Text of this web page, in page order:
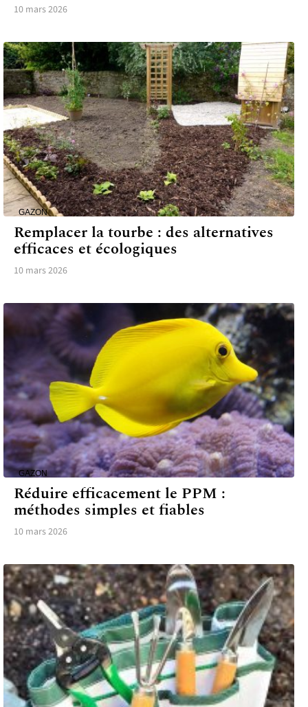
10 mars 2026
GAZON
Remplacer la tourbe : des alternatives
efficaces et écologiques
10 mars 2026
GAZON
Réduire efficacement le PPM :
méthodes simples et fiables
10 mars 2026